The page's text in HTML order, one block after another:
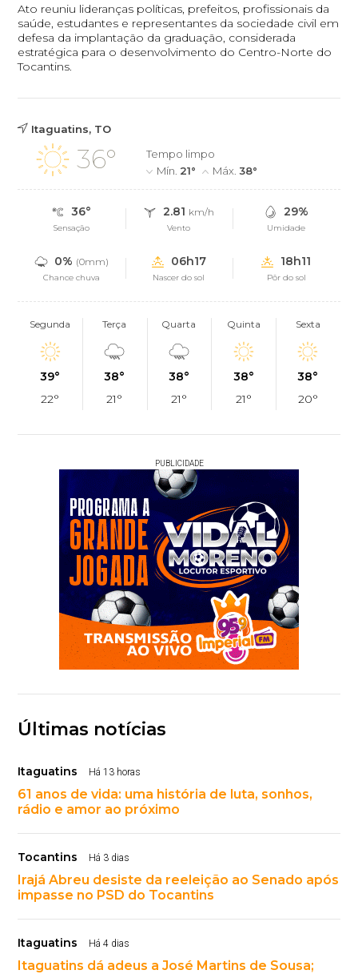
Ato reuniu lideranças políticas, prefeitos, profissionais da
saúde, estudantes e representantes da sociedade civil em
defesa da implantação da graduação, considerada
estratégica para o desenvolvimento do Centro-Norte do
Tocantins.
Itaguatins, TO
36°
Tempo limpo
Mín. 21° Máx.38°
36°
Sensação
2.81 km/h
Vento
29%
Umidade
0% (0mm)
Chance chuva
06h17
Nascer do sol
18h11
Pôr do sol
Segunda
39°
22°
Terça
38°
21°
Quarta
38°
21°
Quinta
38°
21°
Sexta
38°
20°
PUBLICIDADE
Últimas notícias
Itaguatins Há 13 horas
61 anos de vida: uma história de luta, sonhos,
rádio e amor ao próximo
Tocantins Há 3 dias
Irajá Abreu desiste da reeleição ao Senado após
impasse no PSD do Tocantins
Itaguatins Há 4 dias
Itaguatins dá adeus a José Martins de Sousa;